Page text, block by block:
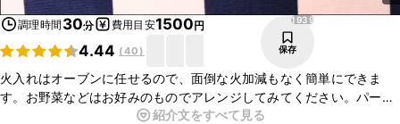
調理時間 30分 費用目安1500円
4.44 (40)
1939
保存
火入れはオーブンに任せるので、面倒な火加減もなく簡単にできま
す。お野菜などはお好みのものでアレンジしてみてください。パー
ティやちょっとしたおもてなしなどに出すと華やかさがアップして喜
紹介文をすべて見る